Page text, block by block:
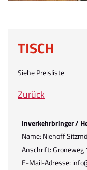
TISCH
Siehe Preisliste
Zurück
Inverkehrbringer /
Name: Niehoff
Anschrift: Groneweg
E-Mail-Adresse: